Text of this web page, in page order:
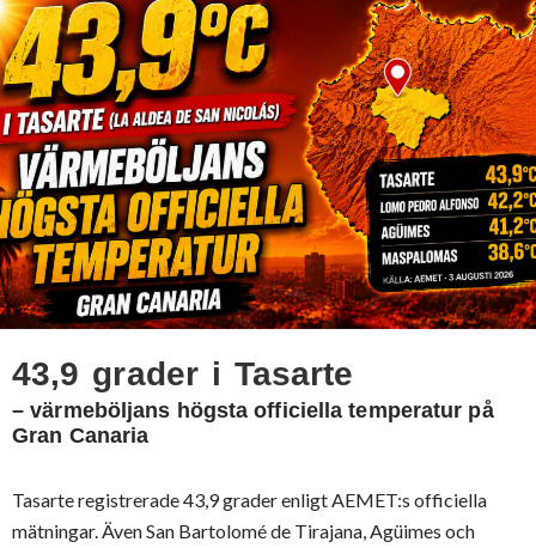
43,9 grader i Tasarte
– värmeböljans högsta officiella temperatur på
Gran Canaria
Tasarte registrerade 43,9 grader enligt AEMET:s officiella
mätningar. Även San Bartolomé de Tirajana, Agüimes och